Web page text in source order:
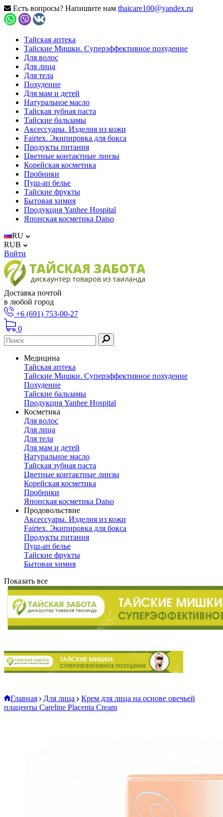
Есть вопросы? Напишите нам thaicare100@yandex.ru
Тайская аптека
Тайские Мишки. Суперэффективное похудение
Для волос
Для лица
Для тела
Похудение
Для мам и детей
Натуральное масло
Тайская зубная паста
Тайские бальзамы
Аксессуары. Изделия из кожи
Fairtex. Экипировка для бокса
Продукты питания
Цветные контактные линзы
Корейская косметика
Пробники
Пуш-ап белье
Тайские фрукты
Бытовая химия
Продукция Yanhee Hospital
Японская косметика Daiso
RU
RUB
Войти
Доставка почтой
в любой город
+6 (691) 753-00-27
0
Медицина
Тайская аптека
Тайские Мишки. Суперэффективное похудение
Похудение
Тайские бальзамы
Продукция Yanhee Hospital
Косметика
Для волос
Для лица
Для тела
Для мам и детей
Натуральное масло
Тайская зубная паста
Цветные контактные линзы
Корейская косметика
Пробники
Японская косметика Daiso
Продовольствие
Аксессуары. Изделия из кожи
Fairtex. Экипировка для бокса
Продукты питания
Пуш-ап белье
Тайские фрукты
Бытовая химия
Показать все
Главная Для лица
Крем для лица на основе овечьей
плаценты Careline Placenta Cream